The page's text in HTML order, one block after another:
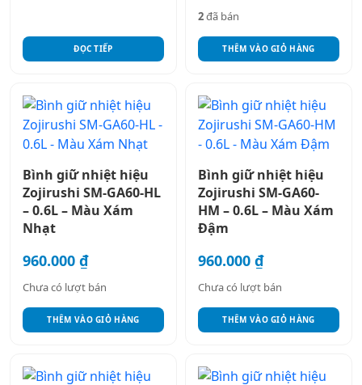
ĐỌC TIẾP
2đã bán
THÊM VÀO GIỎ HÀNG
Bình giữ nhiệt hiệu
Zojirushi SM-GA60-HL
– 0.6L – Màu Xám
Nhạt
960.000 ₫
Chưa có lượt bán
THÊM VÀO GIỎ HÀNG
Bình giữ nhiệt hiệu
Zojirushi SM-GA60-
HM – 0.6L – Màu Xám
Đậm
960.000 ₫
Chưa có lượt bán
THÊM VÀO GIỎ HÀNG
Sản